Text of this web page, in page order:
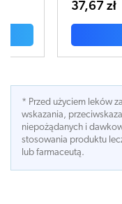
* Przed użyciem leków
wskazania,
niepożądanych i
stosowania produktu
lub farmaceutą.